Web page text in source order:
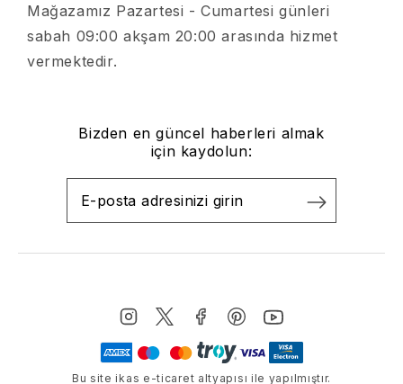
Mağazamız Pazartesi - Cumartesi günleri
sabah 09:00 akşam 20:00 arasında hizmet
vermektedir.
Bizden en güncel haberleri almak
için kaydolun:
Bu site ikas e-ticaret altyapısı ile yapılmıştır.